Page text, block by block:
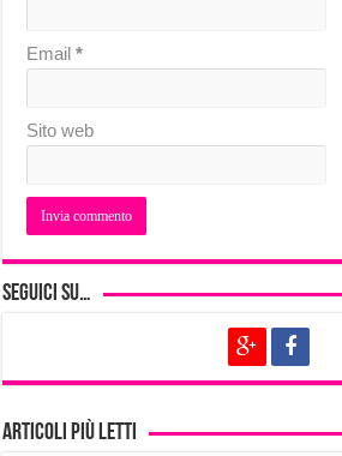
Email*
Sito web
Seguici su…
Articoli più letti